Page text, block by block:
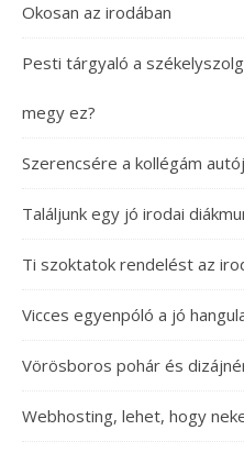
Okosan az irodában
Pesti tárgyaló a
megy ez?
Szerencsére a kollégám
Találjunk egy jó irodai
Ti szoktatok rendelést az
Vicces egyenpóló a jó
Vörösboros pohár és
Webhosting, lehet, hogy